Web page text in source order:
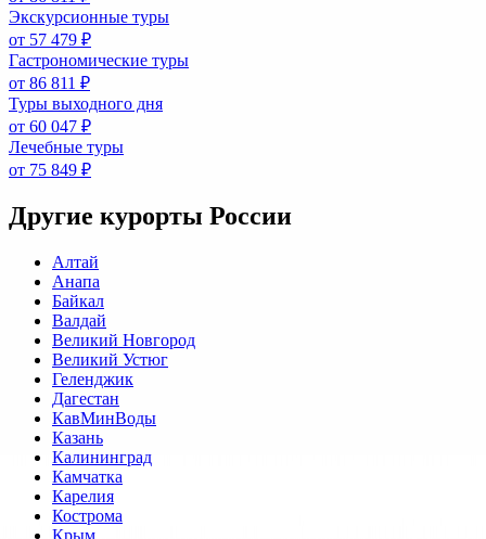
Экскурсионные туры
от 57 479 ₽
Гастрономические туры
от 86 811 ₽
Туры выходного дня
от 60 047 ₽
Лечебные туры
от 75 849 ₽
Другие курорты России
Алтай
Анапа
Байкал
Валдай
Великий Новгород
Великий Устюг
Геленджик
Дагестан
КавМинВоды
Казань
Калининград
Камчатка
Карелия
Кострома